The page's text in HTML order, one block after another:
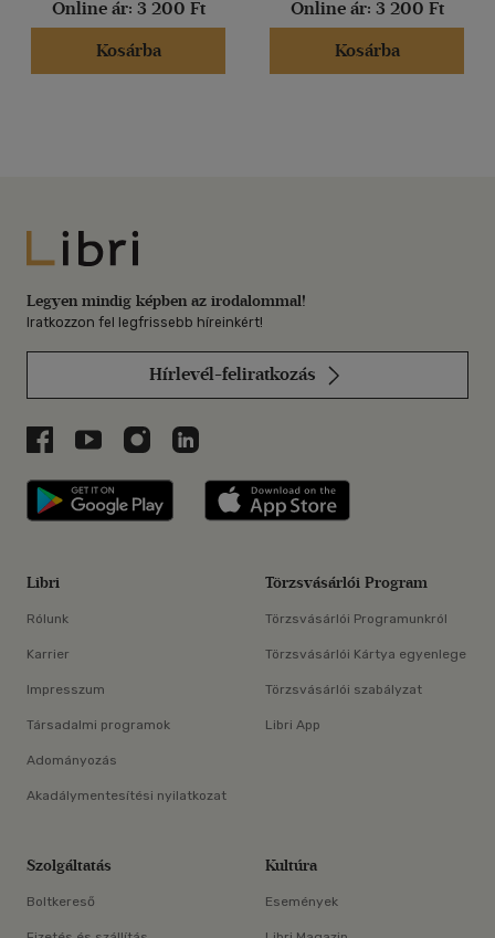
Online ár: 3 200 Ft
Kosárba
Online ár: 3 200 Ft
Kosárba
Libri
Legyen mindig képben az irodalommal!
Iratkozzon fel legfrissebb híreinkért!
Hírlevél-feliratkozás
Libri a Facebookon
Libri a Youtube-on
Libri az Instagramon
Libri a LinkedInen
Libri applikáció Szerezd meg: Google
Libri
Rólunk
Karrier
Impresszum
Társadalmi programok
Adományozás
Akadálymentesítési nyilatkozat
Törzsvásárlói Program
Törzsvásárlói Programunkról
Törzsvásárlói Kártya egyenlege
Törzsvásárlói szabályzat
Libri App
Szolgáltatás
Boltkereső
Kultúra
Események